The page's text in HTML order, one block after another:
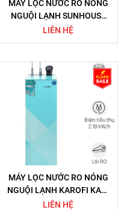
MÁY LỌC NƯỚC RO NÓNG
NGUỘI LẠNH SUNHOUSE
ULTRAPURE SHA76210KL
10 LÕI
LIÊN HỆ
MÁY LỌC NƯỚC RO NÓNG
NGUỘI LẠNH KAROFI KAD-
N91
LIÊN HỆ